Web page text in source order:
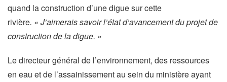
quand la construction d’une digue sur cette
rivière. « J’aimerais savoir l’état d’avancement du projet de
construction de la digue. »
Le directeur général de l’environnement, des ressources
en eau et de l’assainissement au sein du ministère ayant